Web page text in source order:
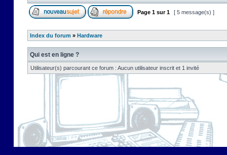
Page 1 sur1 [ 5 message(s) ]
Index du forum » Hardware
Qui est en ligne ?
Utilisateur(s) parcourant ce forum : Aucun utilisateur inscrit et 1 invité